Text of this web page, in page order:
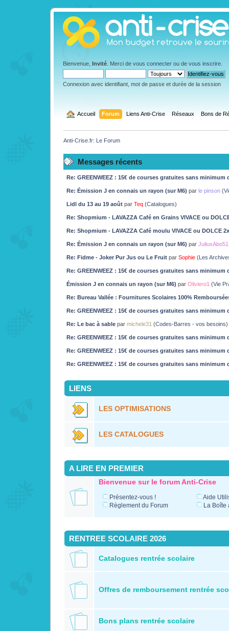
Bienvenue, Invité . Merci de vous connecter ou de vous inscrire
Connexion avec identifiant, mot de passe et durée de la session
Accueil Forum Liens Anti-Crise Réseaux Bons de
Anti-Crise.fr: Le Forum
Messages récents
Re: GREENWEEZ : 15€ de courses gratuites sans minimum
Re: Émission J en connais un rayon (sur M6) par le pinson(
Lidl du 13 au 19 aoûtpar Teq(Catalogues)
Re: Shopmium - LAVAZZA Café en Grains VIVACE ou
Re: Shopmium - LAVAZZA Café moulu VIVACE ou DOLCE
Re: Émission J en connais un rayon (sur M6) par JuliusAbo51
Re: Fidme - Joker Pur Jus ou Le Fruitpar Sophie(Les
Re: GREENWEEZ : 15€ de courses gratuites sans minimum
Émission J en connais un rayon (sur M6) par Oliviero1 (Vie
Re: Bureau Vallée : Fournitures Scolaires 100%
Re: GREENWEEZ : 15€ de courses gratuites sans minimum
Re: Le bac à sablepar michele31 (Codes-Barres - vos besoins)
Re: GREENWEEZ : 15€ de courses gratuites sans minimum
Re: GREENWEEZ : 15€ de courses gratuites sans minimum
Re: GREENWEEZ : 15€ de courses gratuites sans minimum
LIENS
LES OPTIMISATIONS
LES CATALOGUES
A LIRE EN PREMIER
Bienvenue sur le forum Anti-Crise
Présentez-vous !
Règlement du Forum
Aide
La Boîte
RENTREE SCOLAIRE 2026
Catalogues rentrée scolaire
Offres de remboursement rentrée
Bons plans rentrée scolaire